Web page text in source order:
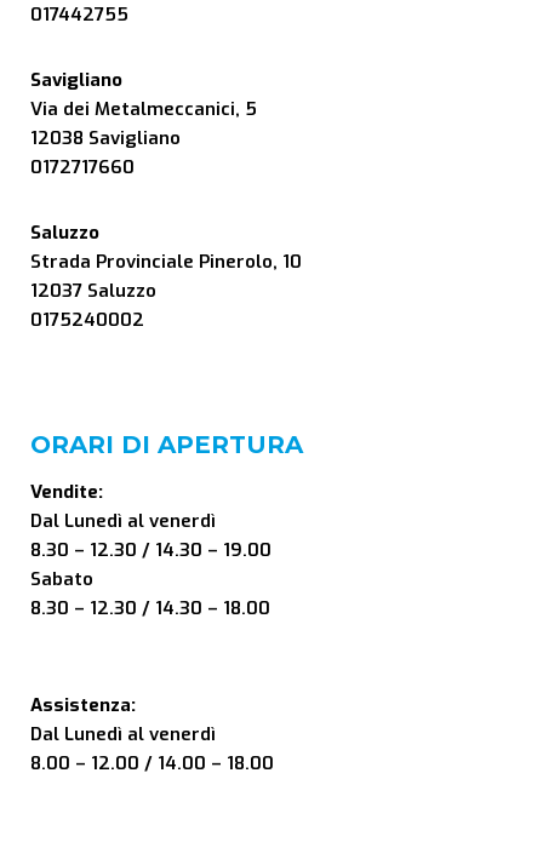
017442755
Savigliano
Via dei Metalmeccanici, 5
12038 Savigliano
0172717660
Saluzzo
Strada Provinciale Pinerolo, 10
12037 Saluzzo
0175240002
ORARI DI APERTURA
Vendite:
Dal Lunedì al venerdì
8.30 – 12.30 / 14.30 – 19.00
Sabato
8.30 – 12.30 / 14.30 – 18.00
Assistenza:
Dal Lunedì al venerdì
8.00 – 12.00 / 14.00 – 18.00